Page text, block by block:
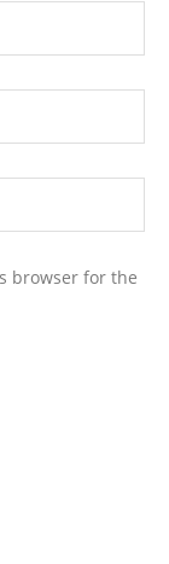
browser for the